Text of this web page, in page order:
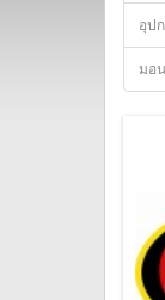
อุป
มอ